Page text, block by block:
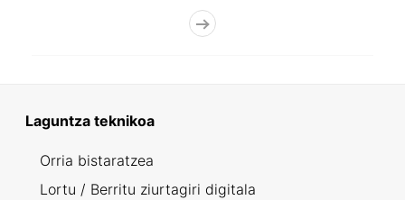
Laguntza teknikoa
Orria bistaratzea
Lortu / Berritu ziurtagiri digitala